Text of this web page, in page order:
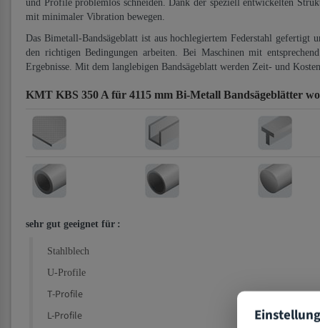
und Profile problemlos schneiden. Dank der speziell entwickelten
mit minimaler Vibration bewegen.
Das Bimetall-Bandsägeblatt ist aus hochlegiertem Federstahl
den richtigen Bedingungen arbeiten. Bei Maschinen mit
Ergebnisse. Mit dem langlebigen Bandsägeblatt werden Zeit- und
KMT KBS 350 A für 4115 mm Bi-Metall Bandsägeblätter
sehr gut geeignet für :
Stahlblech
U-Profile
T-Profile
L-Profile